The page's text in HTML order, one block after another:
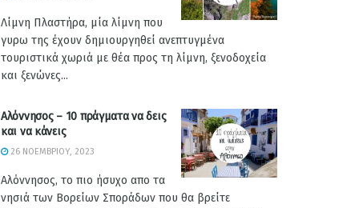
Λίμνη Πλαστήρα, μία λίμνη που
γυρω της έχουν δημιουργηθεί ανεπτυγμένα
τουριστικά χωριά με θέα προς τη λίμνη, ξενοδοχεία
και ξενώνες...
Αλόννησος – 10 πράγματα να δεις
και να κάνεις
26 ΝΟΕΜΒΡΊΟΥ, 2023
Αλόννησος, το πιο ήσυχο απο τα
νησιά των Βορείων Σποράδων που θα βρείτε